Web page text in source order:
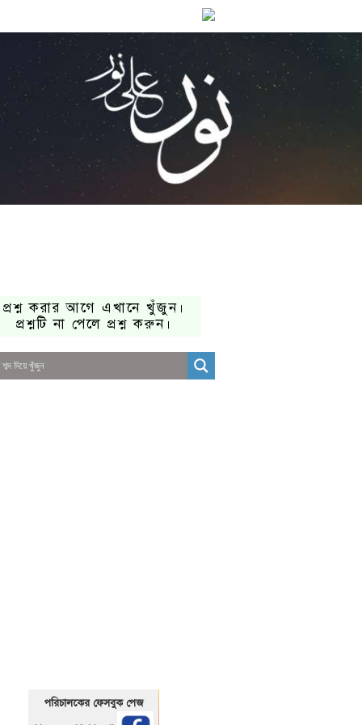
প্রশ্ন করার আগে এখানে খুঁজুন।
প্রশ্নটি না পেলে প্রশ্ন করুন।
পরিচালকের ফেসবুক পেজ